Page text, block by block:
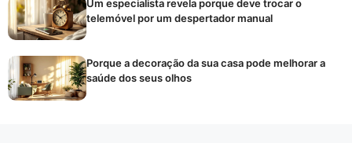
Um especialista revela porque deve trocar o
telemóvel por um despertador manual
Porque a decoração da sua casa pode melhorar a
saúde dos seus olhos